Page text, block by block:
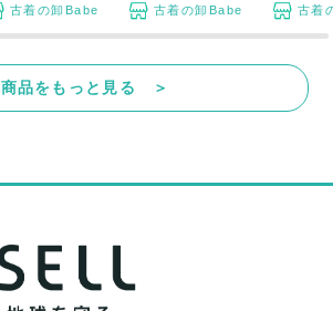
古着の卸Babe 古着の卸Babe 古着
商品をもっと見る ＞